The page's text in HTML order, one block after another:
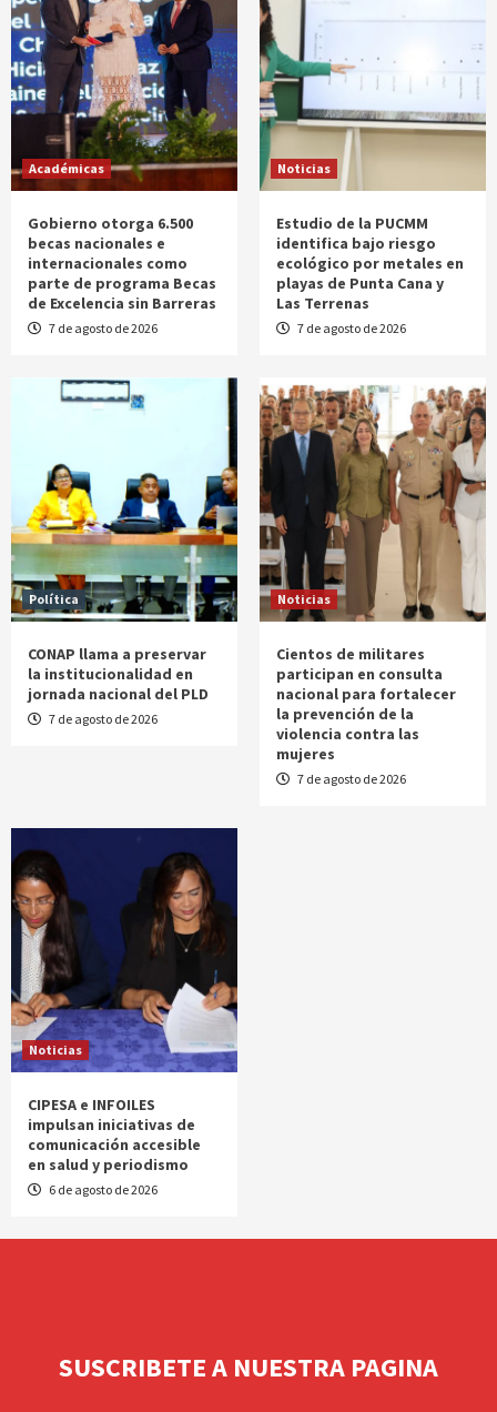
Académicas
Gobierno otorga 6.500
becas nacionales e
internacionales como
parte de programa Becas
de Excelencia sin Barreras
7 de agosto de 2026
Noticias
Estudio de la PUCMM
identifica bajo riesgo
ecológico por metales en
playas de Punta Cana y
Las Terrenas
7 de agosto de 2026
Política
CONAP llama a preservar
la institucionalidad en
jornada nacional del PLD
7 de agosto de 2026
Noticias
Cientos de militares
participan en consulta
nacional para fortalecer
la prevención de la
violencia contra las
mujeres
7 de agosto de 2026
Noticias
CIPESA e INFOILES
impulsan iniciativas de
comunicación accesible
en salud y periodismo
6 de agosto de 2026
SUSCRIBETE A NUESTRA PAGINA